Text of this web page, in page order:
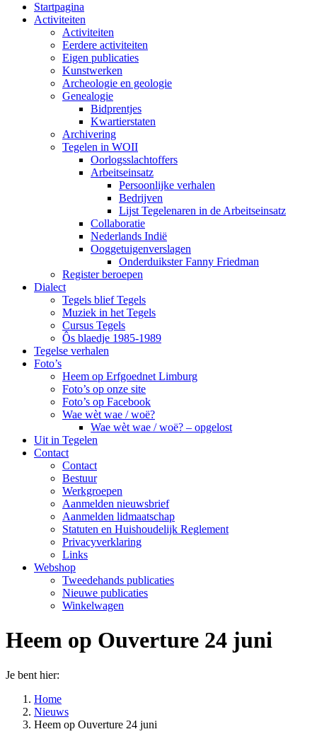
Startpagina
Activiteiten
Activiteiten
Eerdere activiteiten
Eigen publicaties
Kunstwerken
Archeologie en geologie
Genealogie
Bidprentjes
Kwartierstaten
Archivering
Tegelen in WOII
Oorlogsslachtoffers
Arbeitseinsatz
Persoonlijke verhalen
Bedrijven
Lijst Tegelenaren in de Arbeitseinsatz
Collaboratie
Nederlands Indië
Ooggetuigenverslagen
Onderduikster Fanny Friedman
Register beroepen
Dialect
Tegels blief Tegels
Muziek in het Tegels
Cursus Tegels
Ôs blaedje 1985-1989
Tegelse verhalen
Foto’s
Heem op Erfgoednet Limburg
Foto’s op onze site
Foto’s op Facebook
Wae wèt wae / woë?
Wae wèt wae / woë? – opgelost
Uit in Tegelen
Contact
Contact
Bestuur
Werkgroepen
Aanmelden nieuwsbrief
Aanmelden lidmaatschap
Statuten en Huishoudelijk Reglement
Privacyverklaring
Links
Webshop
Tweedehands publicaties
Nieuwe publicaties
Winkelwagen
Heem op Ouverture 24 juni
Je bent hier:
Home
Nieuws
Heem op Ouverture 24 juni